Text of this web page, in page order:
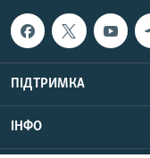
ПІДТРИМКА
ІНФО